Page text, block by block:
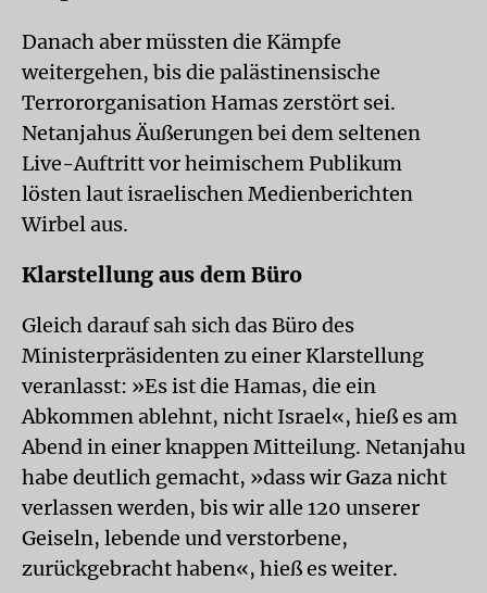
Danach aber müssten die Kämpfe
weitergehen, bis die palästinensische
Terrororganisation Hamas zerstört sei.
Netanjahus Äußerungen bei dem seltenen
Live-Auftritt vor heimischem Publikum
lösten laut israelischen Medienberichten
Wirbel aus.
Klarstellung aus dem Büro
Gleich darauf sah sich das Büro des
Ministerpräsidenten zu einer Klarstellung
veranlasst: »Es ist die Hamas, die ein
Abkommen ablehnt, nicht Israel«, hieß es am
Abend in einer knappen Mitteilung. Netanjahu
habe deutlich gemacht, »dass wir Gaza nicht
verlassen werden, bis wir alle 120 unserer
Geiseln, lebende und verstorbene,
zurückgebracht haben«, hieß es weiter.